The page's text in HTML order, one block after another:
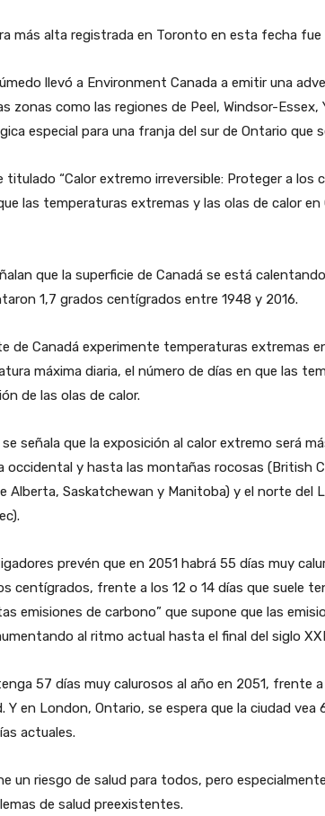
más alta registrada en Toronto en esta fecha fue
llevó a Environment Canada a emitir una
zonas como las regiones de Peel, Windsor-Essex,
especial para una franja del sur de Ontario que
“Calor extremo irreversible: Proteger a los
las temperaturas extremas y las olas de calor
que la superficie de Canadá se está
1,7 grados centígrados entre 1948 y 2016.
de Canadá experimente temperaturas extremas
máxima diaria, el número de días en que las
de las olas de calor.
señala que la exposición al calor extremo será
occidental y hasta las montañas rocosas (British
Alberta, Saskatchewan y Manitoba) y el norte del
prevén que en 2051 habrá 55 días muy
centígrados, frente a los 12 o 14 días que suele
emisiones de carbono” que supone que las
al ritmo actual hasta el final del siglo
57 días muy calurosos al año en 2051, frente
Y en London, Ontario, se espera que la ciudad
actuales.
un riesgo de salud para todos, pero
de salud preexistentes.